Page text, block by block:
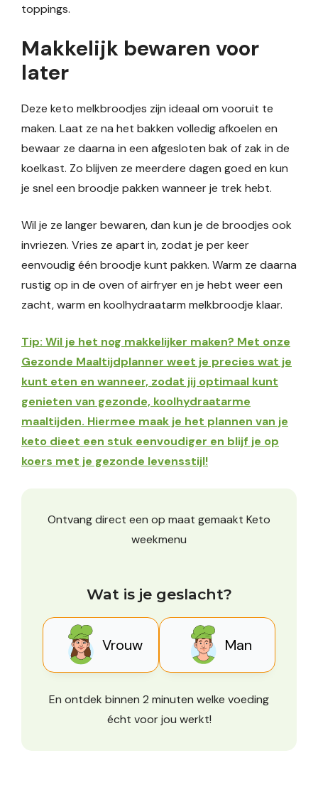
toppings.
Makkelijk bewaren voor
later
Deze keto melkbroodjes zijn ideaal om vooruit te
maken. Laat ze na het bakken volledig afkoelen en
bewaar ze daarna in een afgesloten bak of zak in de
koelkast. Zo blijven ze meerdere dagen goed en kun
je snel een broodje pakken wanneer je trek hebt.
Wil je ze langer bewaren, dan kun je de broodjes ook
invriezen. Vries ze apart in, zodat je per keer
eenvoudig één broodje kunt pakken. Warm ze daarna
rustig op in de oven of airfryer en je hebt weer een
zacht, warm en koolhydraatarm melkbroodje klaar.
Tip: Wil je het nog makkelijker maken? Met onze
Gezonde Maaltijdplanner weet je precies wat je
kunt eten en wanneer, zodat jij optimaal kunt
genieten van gezonde, koolhydraatarme
maaltijden. Hiermee maak je het plannen van je
keto dieet een stuk eenvoudiger en blijf je op
koers met je gezonde levensstijl!
Ontvang direct een op maat gemaakt Keto
weekmenu
Wat is je geslacht?
Vrouw Man
En ontdek binnen 2 minuten welke voeding
écht voor jou werkt!